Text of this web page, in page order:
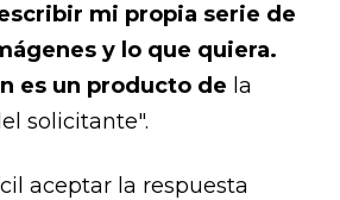
mi propia serie de
y lo que quiera.
es un producto de la
solicitante".
aceptar la respuesta